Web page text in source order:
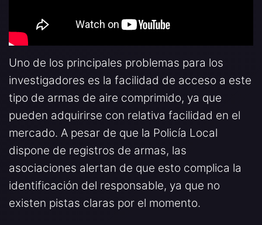
Uno de los principales problemas para los
investigadores es la facilidad de acceso a este
tipo de armas de aire comprimido, ya que
pueden adquirirse con relativa facilidad en el
mercado. A pesar de que la Policía Local
dispone de registros de armas, las
asociaciones alertan de que esto complica la
identificación del responsable, ya que no
existen pistas claras por el momento.